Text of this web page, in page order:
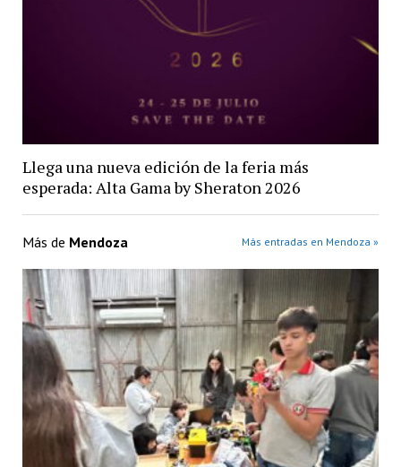
Llega una nueva edición de la feria más
esperada: Alta Gama by Sheraton 2026
Más de Mendoza Más entradas en Mendoza »